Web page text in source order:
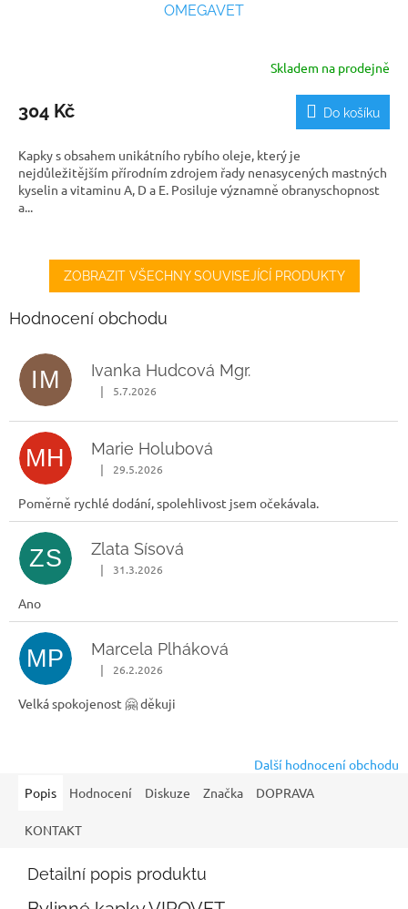
OMEGAVET
Skladem na prodejně
304 Kč Do košíku
Kapky s obsahem unikátního rybího oleje, který je
nejdůležitějším přírodním zdrojem řady nenasycených mastných
kyselin a vitaminu A, D a E. Posiluje významně obranyschopnost
a...
ZOBRAZIT VŠECHNY SOUVISEJÍCÍ PRODUKTY
Hodnocení obchodu
IM Ivanka Hudcová Mgr.
Hodnocení obchodu je 5 z 5 hvězdiček.
| 5.7.2026
MH Marie Holubová
Hodnocení obchodu je 5 z 5 hvězdiček.
| 29.5.2026
Poměrně rychlé dodání, spolehlivost jsem očekávala.
ZS Zlata Sísová
Hodnocení obchodu je 5 z 5 hvězdiček.
| 31.3.2026
Ano
MP Marcela Plháková
Hodnocení obchodu je 5 z 5 hvězdiček.
| 26.2.2026
Velká spokojenost 🤗 děkuji
Další hodnocení obchodu
Popis
Hodnocení Diskuze Značka DOPRAVA
KONTAKT
Detailní popis produktu